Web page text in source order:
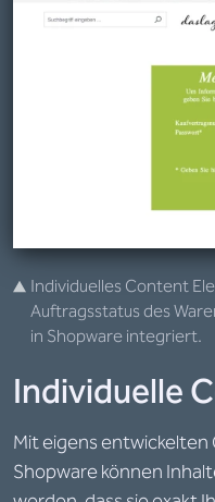
Individuelle
Mit eigens
Shopware können
Individuelles Content
Auftragsstatus des
in Shopware integriert.